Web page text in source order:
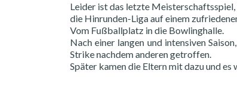
Leider ist das letzte
die Hinrunden-Liga auf einem
Vom Fußballplatz in die Bowlinghalle.
Nach einer langen und intensiven
Strike nachdem anderen getroffen.
Später kamen die Eltern mit dazu und es